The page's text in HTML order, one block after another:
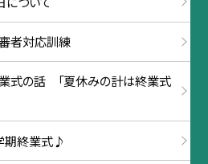
者対応訓練
の話 「夏休みの計は終業式
終業式♪